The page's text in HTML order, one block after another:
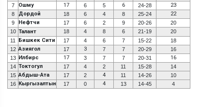
7
Ошму 17 6 5 6 24-28 23
8 Дордой 18 6 4 8 25-24 22
9 Нефтчи 17 6 2 9 20-26
20
10 Талант 18 4 8 6 21-19
20
11
Бишкек Сити 17 4 6 7 15-22
18
12 Азиягол 17 3 7 7 20-29
16
13 Илбирс 17 3 7 7 20-31 16
14 Токтогул 17 4 2 11 15-28
14
15 Абдыш-Ата 17 2 4 11 14-26
10
16 Кыргызалтын 17 0 4 13 14-45 4